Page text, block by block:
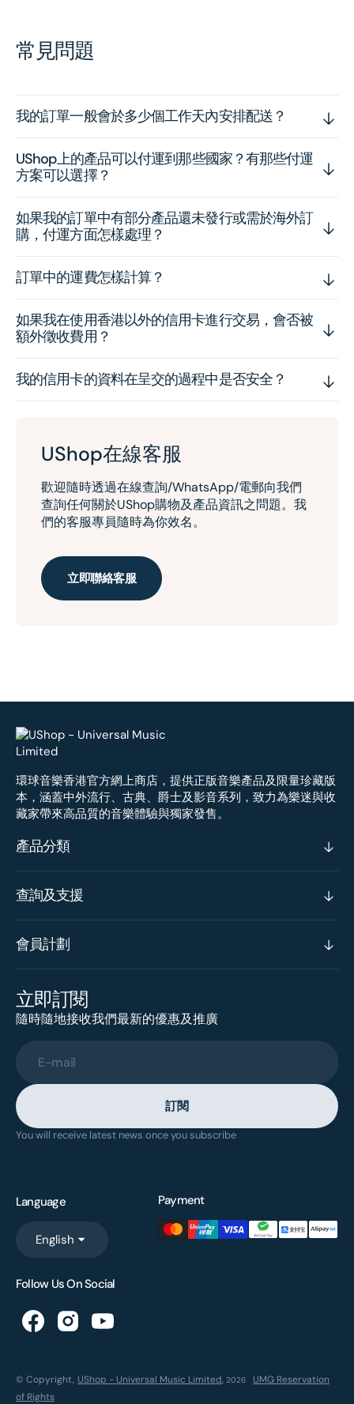
常見問題
我的訂單一般會於多少個工作天內安排配送？
UShop上的產品可以付運到那些國家？有那些付運
方案可以選擇？
如果我的訂單中有部分產品還未發行或需於海外訂
購，付運方面怎樣處理？
訂單中的運費怎樣計算？
如果我在使用香港以外的信用卡進行交易，會否被
額外徵收費用？
我的信用卡的資料在呈交的過程中是否安全？
UShop在線客服
歡迎隨時透過在線查詢/WhatsApp/電郵向我們
查詢任何關於UShop購物及產品資訊之問題。我
們的客服專員隨時為你效名。
立即聯絡客服
環球音樂香港官方網上商店，提供正版音樂產品及限量珍藏版
本，涵蓋中外流行、古典、爵士及影音系列，致力為樂迷與收
藏家帶來高品質的音樂體驗與獨家發售。
產品分類
查詢及支援
會員計劃
立即訂閱
隨時隨地接收我們最新的優惠及推廣
E-mail
訂閱
You will receive latest news once you subscribe
Language
English
Payment
Follow Us On Social
© Copyright, UShop - Universal Music Limited, 2026
UMG Reservation
of Rights